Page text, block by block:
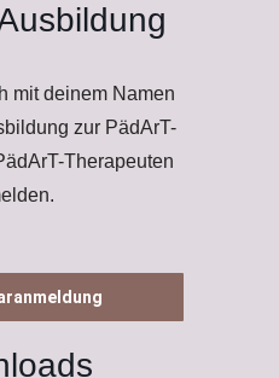
mit deinem Namen
zur PädArT-
Therapeuten